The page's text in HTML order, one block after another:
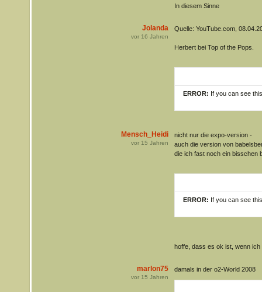
In diesem Sinne
Jolanda
vor 16 Jahren
Quelle: YouTube.com,
Herbert bei Top of the Pops.
ERROR: If you can see
Mensch_Heidi
vor 15 Jahren
nicht nur die expo-version -
auch die version von
die ich fast noch ein bisschen
ERROR: If you can see
hoffe, dass es ok ist, wenn
marlon75
vor 15 Jahren
damals in der o2-World 2008